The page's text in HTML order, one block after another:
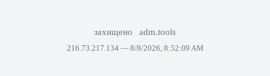
захищено adm.tools
216.73.217.134 — 8/8/2026, 8:52:09 AM